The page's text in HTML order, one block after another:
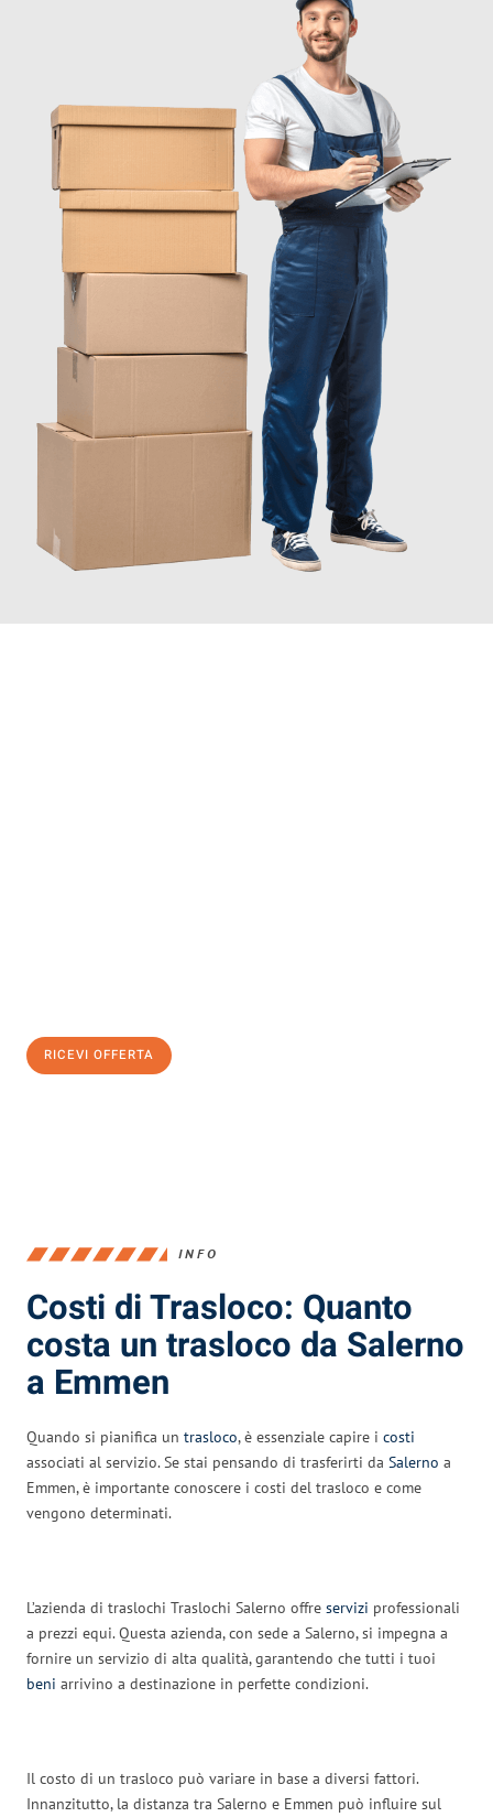
RICEVI OFFERTA
INFO
Costi di Trasloco: Quanto
costa un trasloco da Salerno
a Emmen
Quando si pianifica un trasloco, è essenziale capire i costi
associati al servizio. Se stai pensando di trasferirti da Salerno a
Emmen, è importante conoscere i costi del trasloco e come
vengono determinati.
L’azienda di traslochi Traslochi Salerno offre servizi professionali
a prezzi equi. Questa azienda, con sede a Salerno, si impegna a
fornire un servizio di alta qualità, garantendo che tutti i tuoi
beni arrivino a destinazione in perfette condizioni.
Il costo di un trasloco può variare in base a diversi fattori.
Innanzitutto, la distanza tra Salerno e Emmen può influire sul